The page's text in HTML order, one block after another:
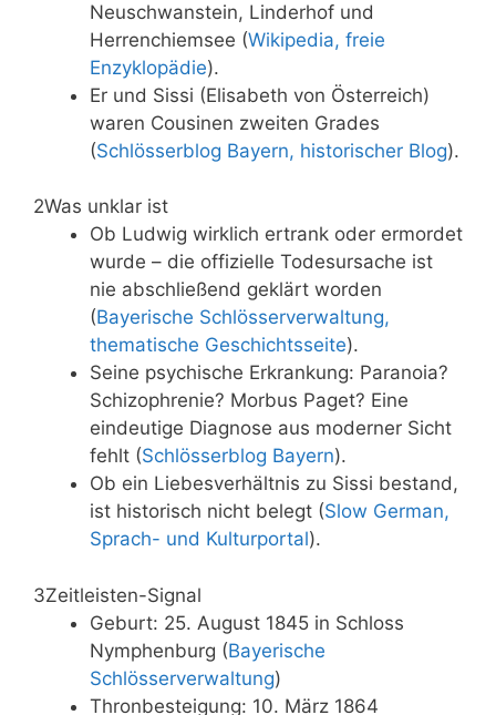
Neuschwanstein, Linderhof und
Herrenchiemsee (Wikipedia, freie
Enzyklopädie).
Er und Sissi (Elisabeth von Österreich)
waren Cousinen zweiten Grades
(Schlösserblog Bayern, historischer Blog).
2Was unklar ist
Ob Ludwig wirklich ertrank oder ermordet
wurde – die offizielle Todesursache ist
nie abschließend geklärt worden
(Bayerische Schlösserverwaltung,
thematische Geschichtsseite).
Seine psychische Erkrankung: Paranoia?
Schizophrenie? Morbus Paget? Eine
eindeutige Diagnose aus moderner Sicht
fehlt (Schlösserblog Bayern).
Ob ein Liebesverhältnis zu Sissi bestand,
ist historisch nicht belegt (Slow German,
Sprach- und Kulturportal).
3Zeitleisten-Signal
Geburt: 25. August 1845 in Schloss
Nymphenburg (Bayerische
Schlösserverwaltung)
Thronbesteigung: 10. März 1864